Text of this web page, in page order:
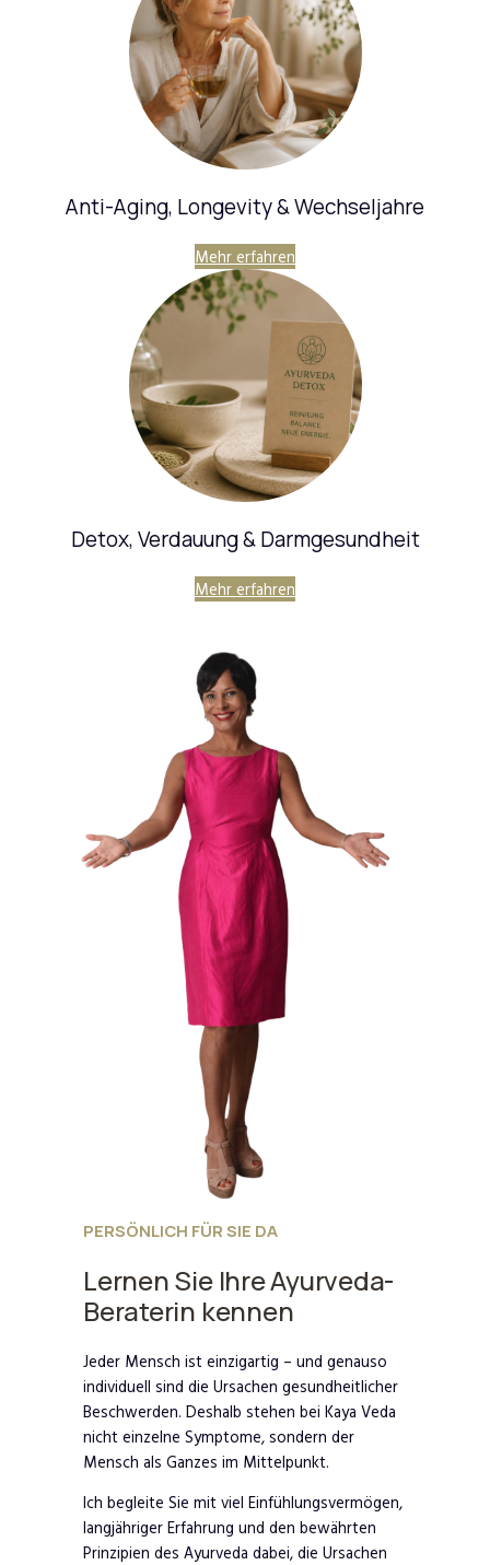
Anti-Aging, Longevity & Wechseljahre
Mehr erfahren
Detox, Verdauung & Darmgesundheit
Mehr erfahren
PERSÖNLICH FÜR SIE DA
Lernen Sie Ihre Ayurveda-
Beraterin kennen
Jeder Mensch ist einzigartig – und genauso
individuell sind die Ursachen gesundheitlicher
Beschwerden. Deshalb stehen bei Kaya Veda
nicht einzelne Symptome, sondern der
Mensch als Ganzes im Mittelpunkt.
Ich begleite Sie mit viel Einfühlungsvermögen,
langjähriger Erfahrung und den bewährten
Prinzipien des Ayurveda dabei, die Ursachen